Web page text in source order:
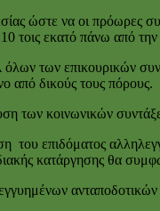
ώστε να οι πρόωρες
τοις εκατό πάνω από
των επικουρικών
από δικούς τους πόρους.
των κοινωνικών
του επιδόματος
κατάργησης θα